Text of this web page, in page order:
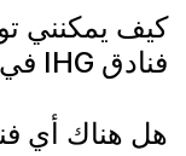
كيف يمكنني
فنادق IHG في بيكايون؟